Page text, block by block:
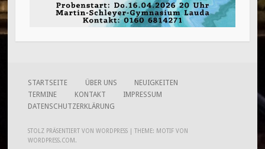
STARTSEITE ÜBER UNS
NEUIGKEITEN
TERMINE
KONTAKT
IMPRESSUM
DATENSCHUTZERKLÄRUNG
STOLZ PRÄSENTIERT VON WORDPRESS |THEME: MOTIF VON
WORDPRESS.COM .